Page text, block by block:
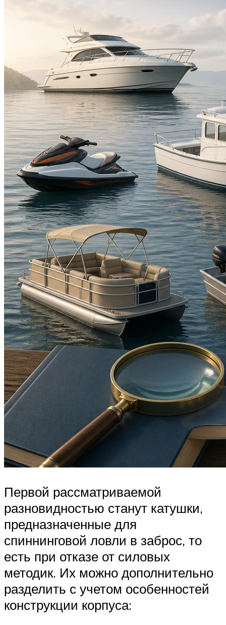
Первой рассматриваемой
разновидностью станут катушки,
предназначенные для
спиннинговой ловли в заброс, то
есть при отказе от силовых
методик. Их можно дополнительно
разделить с учетом особенностей
конструкции корпуса: